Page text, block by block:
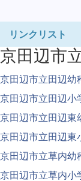
リンクリスト
京田辺市
京田辺市立田辺幼
京田辺市立田辺小
京田辺市立田辺東
京田辺市立田辺東
京田辺市立草内幼
京田辺市立草内小